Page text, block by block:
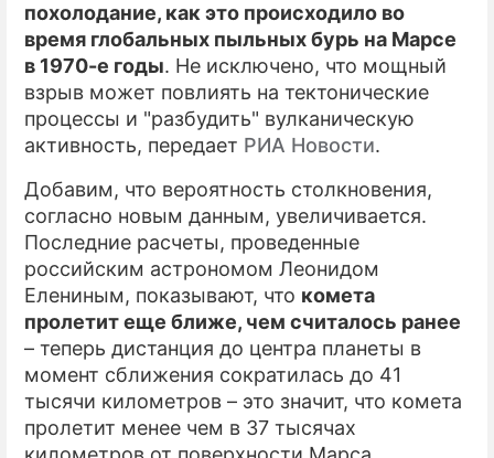
похолодание, как это происходило во
время глобальных пыльных бурь на Марсе
в 1970-е годы. Не исключено, что мощный
взрыв может повлиять на тектонические
процессы и "разбудить" вулканическую
активность, передает РИА Новости.
Добавим, что вероятность столкновения,
согласно новым данным, увеличивается.
Последние расчеты, проведенные
российским астрономом Леонидом
Елениным, показывают, что комета
пролетит еще ближе, чем считалось ранее
– теперь дистанция до центра планеты в
момент сближения сократилась до 41
тысячи километров – это значит, что комета
пролетит менее чем в 37 тысячах